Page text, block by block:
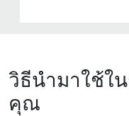
วิธีนำมาใช้ใ
คุณ